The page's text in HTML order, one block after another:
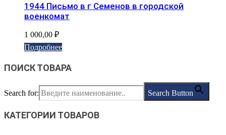
1944 Письмо в г Семенов в городской
военкомат
1 000,00 ₽
Подробнее
ПОИСК ТОВАРА
Search for: Search Button
КАТЕГОРИИ ТОВАРОВ